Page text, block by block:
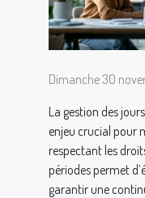
Dimanche 30
La gestion des
enjeu crucial pour
respectant les
périodes permet
garantir une